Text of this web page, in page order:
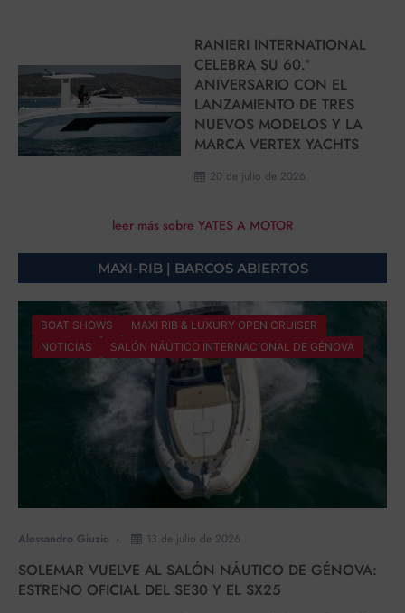
20 de julio de 2026
RANIERI INTERNATIONAL
CELEBRA SU 60.º
ANIVERSARIO CON EL
LANZAMIENTO DE TRES
NUEVOS MODELOS Y LA
MARCA VERTEX YACHTS
leer más sobre YATES A MOTOR
MAXI-RIB | BARCOS ABIERTOS
BOAT SHOWS
MAXI RIB & LUXURY OPEN CRUISER
NOTICIAS
SALÓN NÁUTICO INTERNACIONAL DE GÉNOVA
Alessandro Giuzio 13 de julio de 2026
SOLEMAR VUELVE AL SALÓN NÁUTICO DE GÉNOVA:
ESTRENO OFICIAL DEL SE30 Y EL SX25